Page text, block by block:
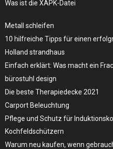
Was ist die XAPK-Datei
Metall schleifen
10 hilfreiche Tipps für einen
Holland strandhaus
Einfach erklärt: Was macht ein
bürostuhl design
Die beste Therapiedecke 2021
Carport Beleuchtung
Pflege und Schutz für
Kochfeldschützern
Warum neu kaufen, wenn